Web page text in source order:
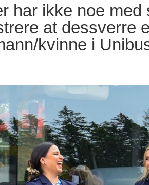
har ikke noe
at dessverre
kvinne i